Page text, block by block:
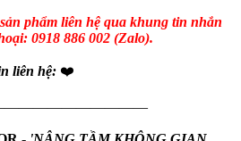
phẩm liên hệ qua khung tin nhắn
0918 886 002 (Zalo).
liên hệ: ❤️